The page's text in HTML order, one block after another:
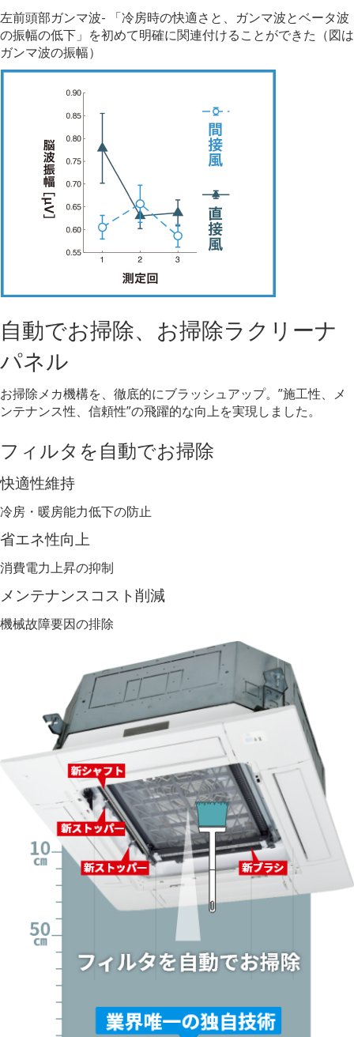
左前頭部ガンマ波- 「冷房時の快適さと、ガンマ波とベータ波
の振幅の低下」を初めて明確に関連付けることができた（図は
ガンマ波の振幅）
自動でお掃除、お掃除ラクリーナ
パネル
お掃除メカ機構を、徹底的にブラッシュアップ。”施工性、メ
ンテナンス性、信頼性”の⾶躍的な向上を実現しました。
フィルタを自動でお掃除
快適性維持
冷房・暖房能⼒低下の防止
省エネ性向上
消費電⼒上昇の抑制
メンテナンスコスト削減
機械故障要因の排除